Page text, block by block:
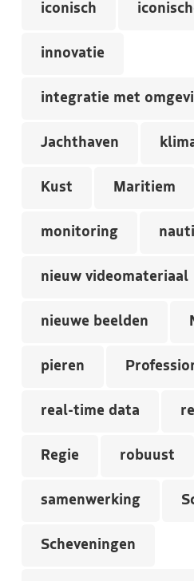
iconisch
innovatie
integratie met
Jachthaven
Kust Maritiem
monitoring
nieuw videomateriaal
nieuwe beelden
pieren
real-time data
Regie robuust
samenwerking
Scheveningen